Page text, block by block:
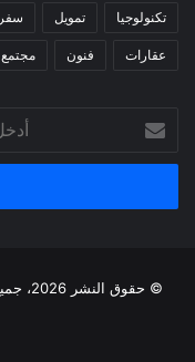
تكنولوجيا تمويل سفر
عقارات فنون مجتمع
بريدك
الإلكتروني
© حقوق النشر 2026، جميع الحقوق محفوظة |